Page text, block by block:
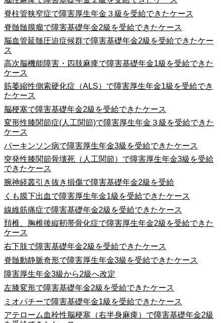
脊柱管狭窄症で障害厚生年金３級を受給できたケース
脊髄髄膜瘤で障害基礎年金2級を受給できたケース
脳血管延髄圧迫症候群で障害基礎年金2級を受給できたケー
ス
高次脳機能障害・四肢麻痺で障害基礎年金1級を受給できた
ケース
筋萎縮性側索硬化症（ALS）で障害厚生年金1級を受給でき
たケース
脳梗塞で障害基礎年金2級を受給できたケース
変形性膝関節症(人工関節)で障害厚生年金３級を受給できた
ケース
パーキンソン病で障害厚生年金3級を受給できたケース
突発性膝関節骨壊死（人工関節）で障害厚生年金3級を受給
できたケース
腕神経叢引き抜き損傷で障害基礎年金2級を受給
くも膜下出血で障害厚生年金1級を受給できたケース
線維筋痛症で障害基礎年金2級を受給できたケース
頚椎、胸椎後縦靭帯骨化症で障害厚生年金2級を受給できた
ケース
右下肢で障害基礎年金2級を受給できたケース
脊髄動静脈奇形で障害厚生年金3級を受給できたケース
障害厚生年金3級から2級へ改定
左膝変形で障害基礎年金2級を受給できたケース
ミオパチーで障害基礎年金1級を受給できたケース
アテローム血栓性脳梗塞（右半身麻痺）で障害基礎年金2級